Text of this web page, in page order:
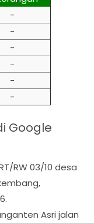
-
-
-
-
-
-
Google
RW 03/10 desa
Asri jalan